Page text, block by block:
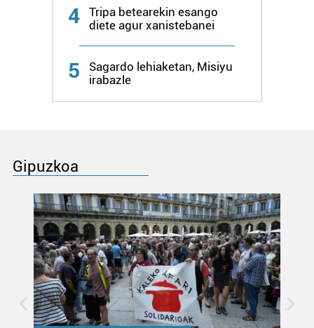
4
Tripa betearekin esango
diete agur xanistebanei
5
Sagardo lehiaketan, Misiyu
irabazle
Gipuzkoa